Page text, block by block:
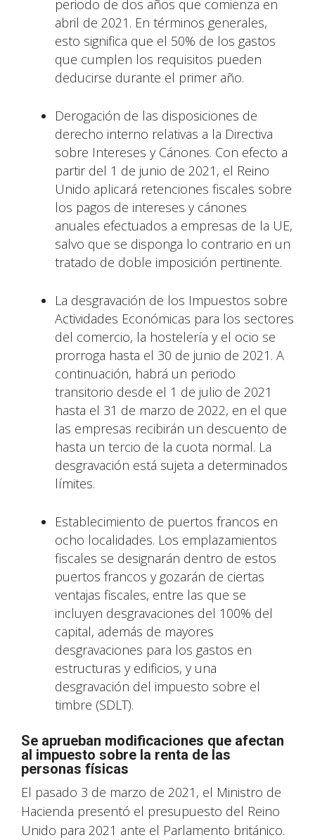
periodo de dos años que comienza en
abril de 2021. En términos generales,
esto significa que el 50% de los gastos
que cumplen los requisitos pueden
deducirse durante el primer año.
Derogación de las disposiciones de
derecho interno relativas a la Directiva
sobre Intereses y Cánones. Con efecto a
partir del 1 de junio de 2021, el Reino
Unido aplicará retenciones fiscales sobre
los pagos de intereses y cánones
anuales efectuados a empresas de la UE,
salvo que se disponga lo contrario en un
tratado de doble imposición pertinente.
La desgravación de los Impuestos sobre
Actividades Económicas para los sectores
del comercio, la hostelería y el ocio se
prorroga hasta el 30 de junio de 2021. A
continuación, habrá un periodo
transitorio desde el 1 de julio de 2021
hasta el 31 de marzo de 2022, en el que
las empresas recibirán un descuento de
hasta un tercio de la cuota normal. La
desgravación está sujeta a determinados
límites.
Establecimiento de puertos francos en
ocho localidades. Los emplazamientos
fiscales se designarán dentro de estos
puertos francos y gozarán de ciertas
ventajas fiscales, entre las que se
incluyen desgravaciones del 100% del
capital, además de mayores
desgravaciones para los gastos en
estructuras y edificios, y una
desgravación del impuesto sobre el
timbre (SDLT).
Se aprueban modificaciones que afectan
al impuesto sobre la renta de las
personas físicas
El pasado 3 de marzo de 2021, el Ministro de
Hacienda presentó el presupuesto del Reino
Unido para 2021 ante el Parlamento británico.